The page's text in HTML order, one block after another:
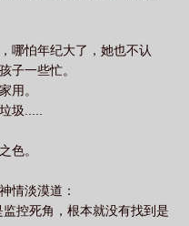
哪怕年纪大了，她也不认
子一些忙。
用。
圾.....
色。
情淡漠道：
控死角，根本就没有找到是